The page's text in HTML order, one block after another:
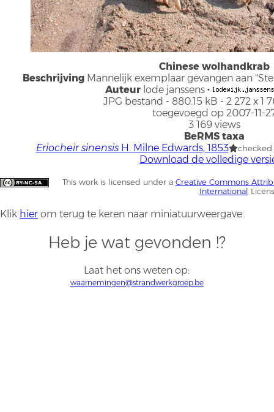
Chinese wolhandkrab
Beschrijving Mannelijk exemplaar gevangen aan
Auteur lode janssens ·
JPG bestand - 880.15 kB - 2 272 x 1
toegevoegd op 2007-11-
3 169 views
BeRMS taxa
Eriocheir sinensisH. Milne Edwards, 1853 checked
Download de volledige
This work is licensed under a Creative Commons
International
Klik hier om terug te keren naar miniatuurweergave
Heb je wat gevonden !?
Laat het ons weten op:
waarnemingen@strandwerkgroep.be